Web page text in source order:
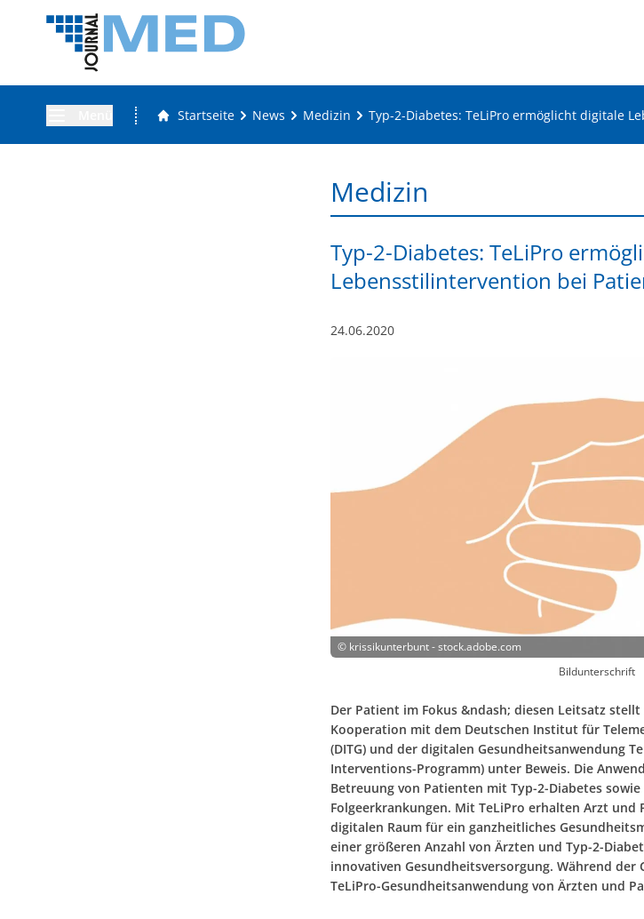
Startseite News Medizin Typ-2-Diabetes: TeLiPro ermöglicht digitale
Medizin
Typ-2-Diabetes: TeLiPro
Lebensstilintervention bei
24.06.2020
© krissikunterbunt - stock.adobe.com
Bildunterschrift
Der Patient im Fokus &ndash; diesen Leitsatz
Kooperation mit dem Deutschen Institut für
(DITG) und der digitalen Gesundheitsanwendung
Interventions-Programm) unter Beweis. Die
Betreuung von Patienten mit Typ-2-Diabetes
Folgeerkrankungen. Mit TeLiPro erhalten Arzt und
digitalen Raum für ein ganzheitliches
einer größeren Anzahl von Ärzten und Typ-2-
innovativen Gesundheitsversorgung. Während der
TeLiPro-Gesundheitsanwendung von Ärzten und